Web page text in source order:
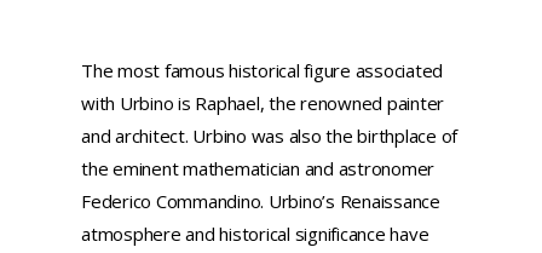
The most famous historical figure associated
with Urbino is Raphael, the renowned painter
and architect. Urbino was also the birthplace of
the eminent mathematician and astronomer
Federico Commandino. Urbino’s Renaissance
atmosphere and historical significance have